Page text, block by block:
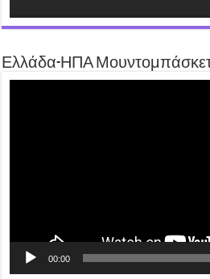
Ελλάδα-ΗΠΑ Μουντομπάσκετ
00:00